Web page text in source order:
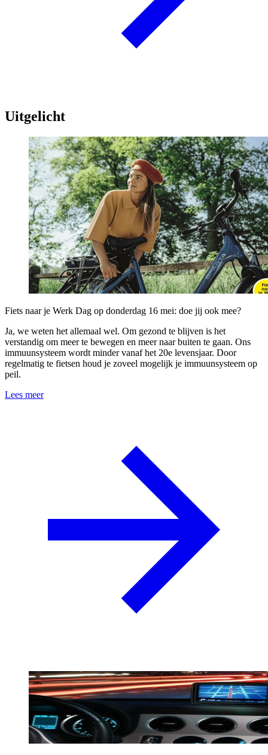
Uitgelicht
Fiets naar je Werk Dag op donderdag 16 mei: doe jij ook mee?
Ja, we weten het allemaal wel. Om gezond te blijven is het
verstandig om meer te bewegen en meer naar buiten te gaan. Ons
immuunsysteem wordt minder vanaf het 20e levensjaar. Door
regelmatig te fietsen houd je zoveel mogelijk je immuunsysteem op
peil.
Lees meer